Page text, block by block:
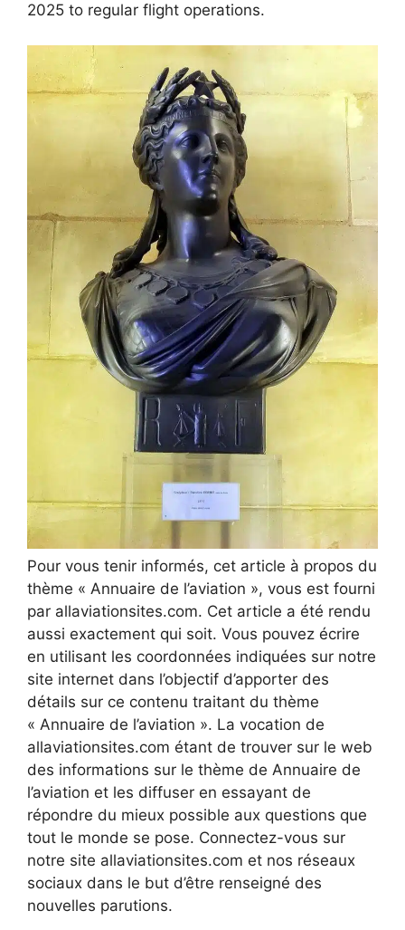
2025 to regular flight operations.
Pour vous tenir informés, cet article à propos du
thème « Annuaire de l’aviation », vous est fourni
par allaviationsites.com. Cet article a été rendu
aussi exactement qui soit. Vous pouvez écrire
en utilisant les coordonnées indiquées sur notre
site internet dans l’objectif d’apporter des
détails sur ce contenu traitant du thème
« Annuaire de l’aviation ». La vocation de
allaviationsites.com étant de trouver sur le web
des informations sur le thème de Annuaire de
l’aviation et les diffuser en essayant de
répondre du mieux possible aux questions que
tout le monde se pose. Connectez-vous sur
notre site allaviationsites.com et nos réseaux
sociaux dans le but d’être renseigné des
nouvelles parutions.